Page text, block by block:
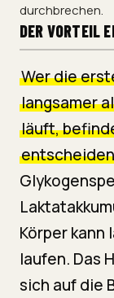
durchbrechen.
DER VORTEIL
Wer die
langsamer
läuft,
Körper
laufen. Das
sich auf die